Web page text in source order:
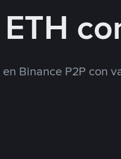
Binance P2P con